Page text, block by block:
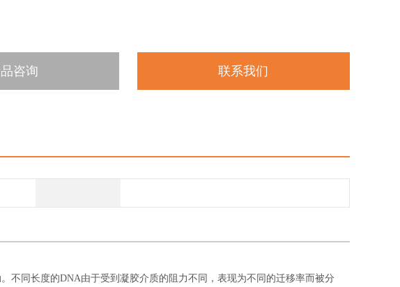
咨询 联系我们
不同长度的DNA由于受到凝胶介质的阻力不同，表现为不同的迁移率而被分